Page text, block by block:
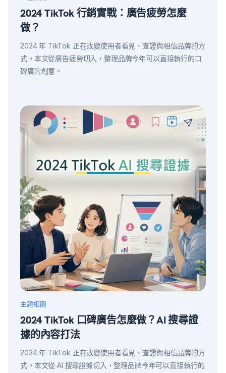
2024 TikTok 行銷實戰：廣告疲勞怎麼
做？
2024 年 TikTok 正在改變使用者看見、查證與相信品牌的方
式。本文從廣告疲勞切入，整理品牌今年可以直接執行的口
碑廣告創意。
主題相關
2024 TikTok 口碑廣告怎麼做？AI 搜尋證
據的內容打法
2024 年 TikTok 正在改變使用者看見、查證與相信品牌的方
式。本文從 AI 搜尋證據切入，整理品牌今年可以直接執行的